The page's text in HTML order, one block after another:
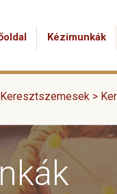
Kézimunkák
Keresztszemesek >